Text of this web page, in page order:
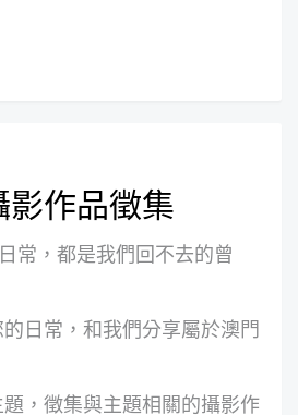
影作品徵集
常，都是我們回不去的曾
日常，和我們分享屬於澳門
，徵集與主題相關的攝影作